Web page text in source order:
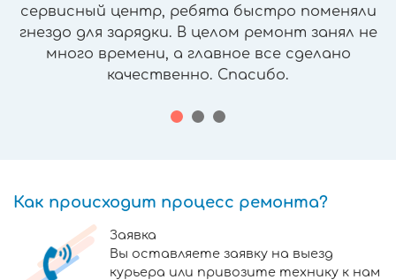
сервисный центр, ребята быстро поменяли
гнездо для зарядки. В целом ремонт занял не
много времени, а главное все сделано
качественно. Спасибо.
Как происходит процесс ремонта?
Заявка
Вы оставляете заявку на выезд
курьера или привозите технику к нам